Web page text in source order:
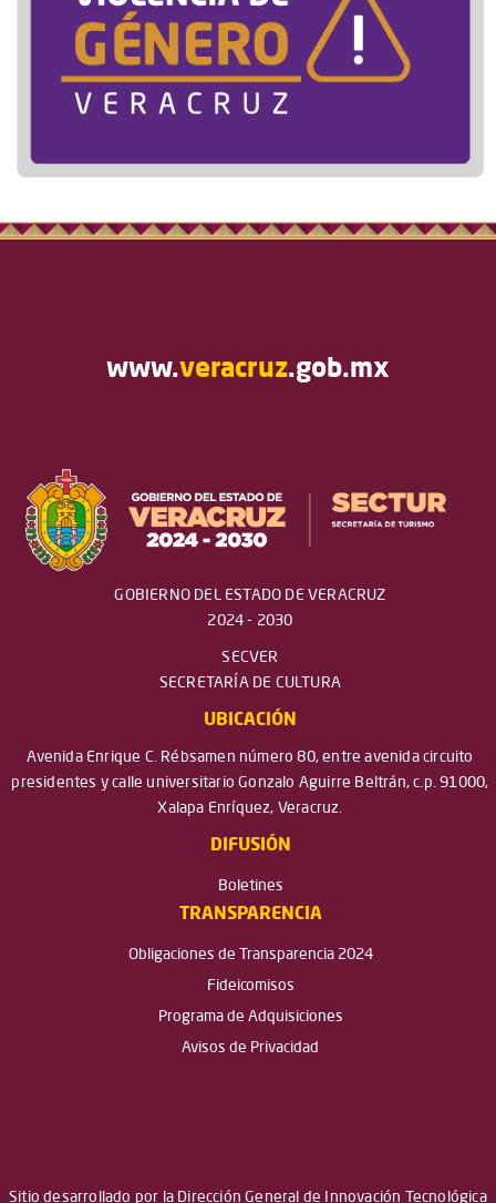
www.veracruz.gob.mx
GOBIERNO DEL ESTADO DE VERACRUZ
2024 - 2030
SECVER
SECRETARÍA DE CULTURA
UBICACIÓN
Avenida Enrique C. Rébsamen número 80, entre avenida circuito
presidentes y calle universitario Gonzalo Aguirre Beltrán, c.p. 91000,
Xalapa Enríquez, Veracruz.
DIFUSIÓN
Boletines
TRANSPARENCIA
Obligaciones de Transparencia 2024
Fideicomisos
Programa de Adquisiciones
Avisos de Privacidad
Sitio desarrollado por la Dirección General de Innovación Tecnológica